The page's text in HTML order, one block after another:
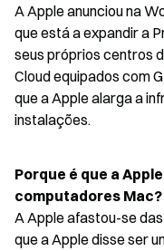
A Apple anunciou na
que está a expandir a
seus próprios centros
Cloud equipados com
que a Apple alarga a
instalações.
Porque é que a
computadores Mac?
A Apple afastou-se
que a Apple disse ser